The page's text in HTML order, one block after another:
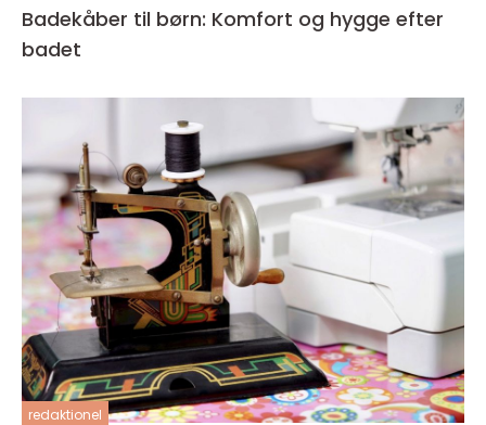
Badekåber til børn: Komfort og hygge efter
badet
redaktionel